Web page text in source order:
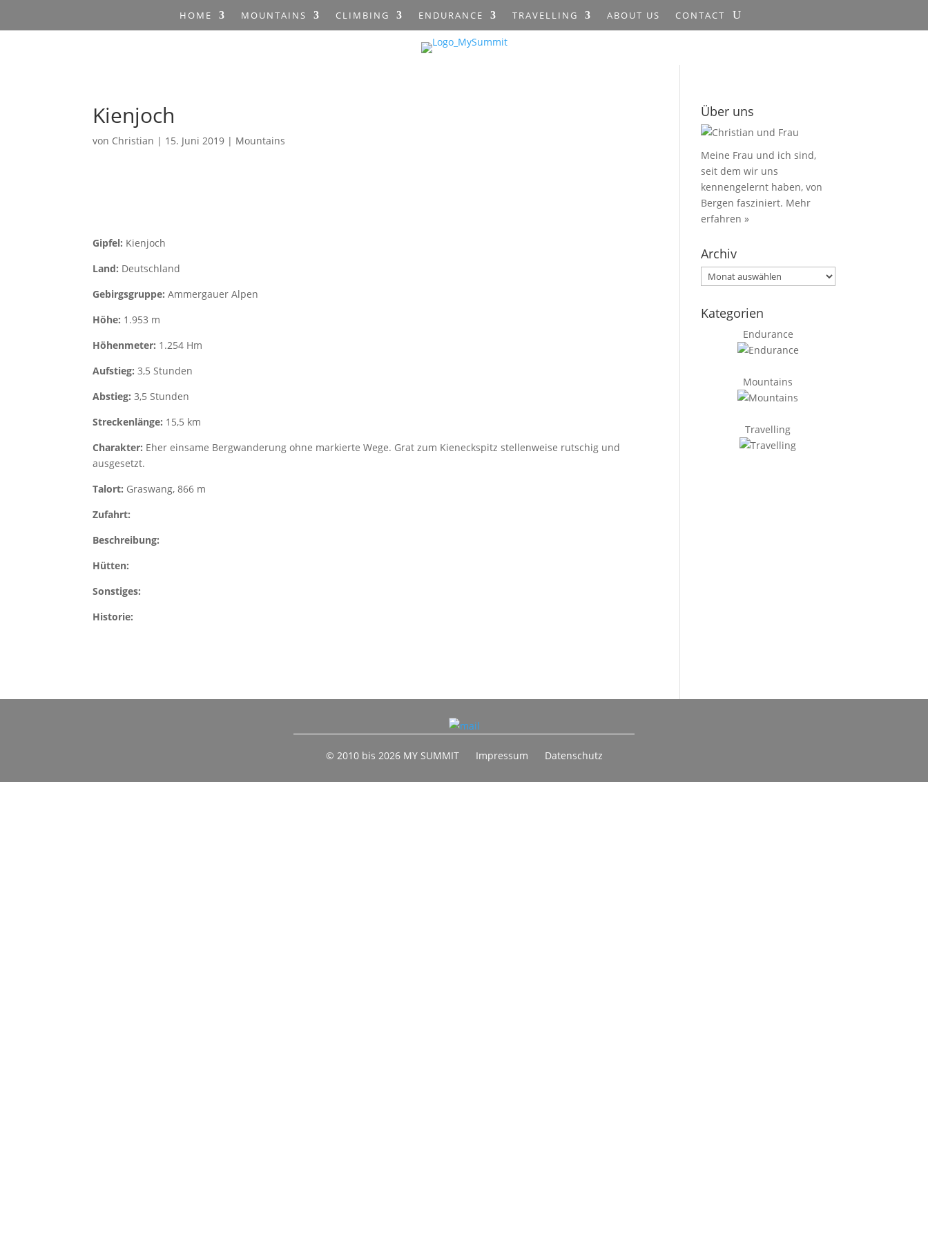
HOME MOUNTAINS CLIMBING ENDURANCE TRAVELLING ABOUT US CONTACT
Kienjoch
von Christian | 15. Juni 2019 | Mountains
Gipfel: Kienjoch
Land: Deutschland
Gebirgsgruppe: Ammergauer Alpen
Höhe: 1.953 m
Höhenmeter: 1.254 Hm
Aufstieg:3,5 Stunden
Abstieg:3,5 Stunden
Streckenlänge: 15,5 km
Charakter: Eher einsame Bergwanderung ohne markierte Wege. Grat zum Kieneckspitz stellenweise rutschig und
ausgesetzt.
Talort: Graswang, 866 m
Zufahrt:
Beschreibung:
Hütten:
Sonstiges:
Historie:
Über uns
Meine Frau und ich sind,
seit dem wir uns
kennengelernt haben, von
Bergen fasziniert. Mehr
erfahren »
Archiv
Archiv
Kategorien
Endurance
Mountains
Travelling
© 2010 bis 2026 MY SUMMIT Impressum Datenschutz